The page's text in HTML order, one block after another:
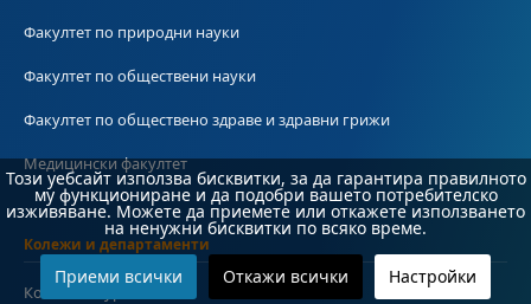
Факултет по природни науки
Факултет по обществени науки
Факултет по обществено здраве и здравни грижи
Медицински факултет
Колежи и департаменти
Колеж по туризъм
Този уебсайт използва бисквитки, за да гарантира правилното
му функциониране и да подобри вашето потребителско
изживяване. Можете да приемете или откажете използването
на ненужни бисквитки по всяко време.
Приеми всички Откажи всички Настройки